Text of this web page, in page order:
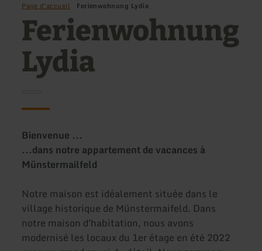
Page d'accueil Ferienwohnung Lydia
Ferienwohnung
Lydia
Bienvenue ...
...dans notre appartement de vacances à
Münstermailfeld
Notre maison est idéalement située dans le
village historique de Münstermaifeld. Dans
notre maison d'habitation, nous avons
modernisé les locaux du 1er étage en été 2022